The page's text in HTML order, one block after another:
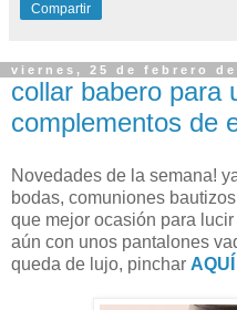
Compartir
viernes, 25 de febrero de
collar babero para
complementos de
Novedades de la semana!
bodas, comuniones
que mejor ocasión para
aún con unos pantalones
queda de lujo, pinchar AQUÍ